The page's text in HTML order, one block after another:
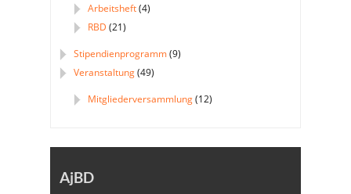
Arbeitsheft(4)
RBD (21)
Stipendienprogramm(9)
Veranstaltung(49)
Mitgliederversammlung(12)
AjBD